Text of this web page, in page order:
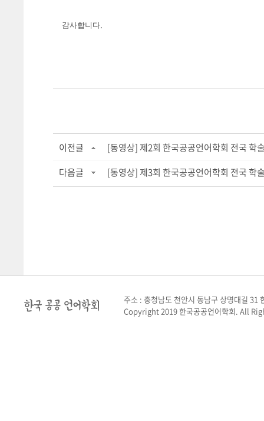
감사합니다.
이전글
[동영상] 제2회 한국공공언어학회 전국 학
다음글
[동영상] 제3회 한국공공언어학회 전국 학
주소 : 충청남도 천안시 동남구 상명대길
Copyright 2019 한국공공언어학회. All